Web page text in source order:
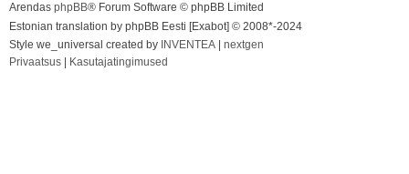
Arendas phpBB® Forum Software © phpBB Limited
Estonian translation by phpBB Eesti [Exabot] © 2008*-2024
Style we_universal created by INVENTEA
nextgen
Privaatsus
Kasutajatingimused